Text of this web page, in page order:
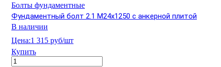
Болты фундаментные
Фундаментный болт 2.1 М24х1250 с анкерной плитой
В наличии
Цена:1 315 руб/шт
Купить